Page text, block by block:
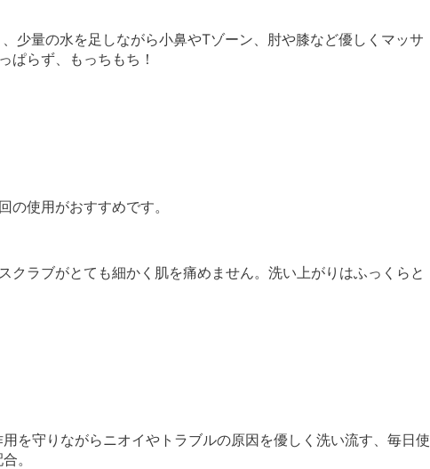
少量の水を足しながら小鼻やTゾーン、肘や膝など優しくマッサ
ぱらず、もっちもち！
使用がおすすめです。
ラブがとても細かく肌を痛めません。洗い上がりはふっくらと
を守りながらニオイやトラブルの原因を優しく洗い流す、毎日使
。